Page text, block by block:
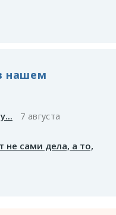
нашем
7 августа
не сами дела, а то,